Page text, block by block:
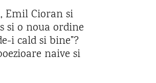
Emil Cioran si
si o noua ordine
i cald si bine”?
naive si